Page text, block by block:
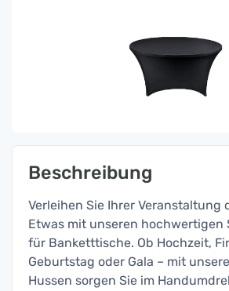
Beschreibung
Verleihen Sie Ihrer Veranstaltung
Etwas mit unseren hochwertigen
für Banketttische. Ob Hochzeit,
Geburtstag oder Gala – mit
Hussen sorgen Sie im